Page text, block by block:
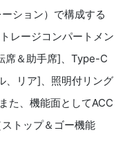
ション）で構成する
レージコンパートメン
席＆助手席]、Type-C
、リア]、照明付リング
た、機能面としてACC
トップ＆ゴー機能